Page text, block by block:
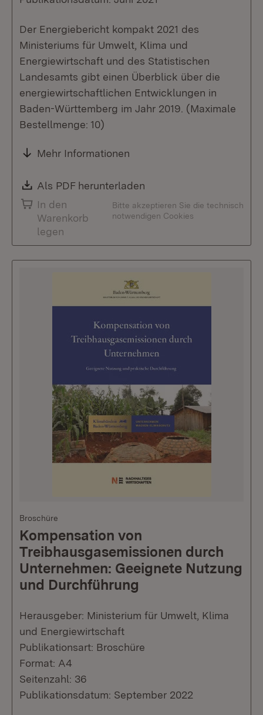
Der Energiebericht kompakt 2021 des
Ministeriums für Umwelt, Klima und
Energiewirtschaft und des Statistischen
Landesamts gibt einen Überblick über die
energiewirtschaftlichen Entwicklungen in
Baden-Württemberg im Jahr 2019. (Maximale
Bestellmenge: 10)
Mehr Informationen
Download:
Als PDF herunterladen
In den
Warenkorb
legen
Bitte akzeptieren Sie die technisch
notwendigen Cookies
Broschüre
Kompensation von
Treibhausgasemissionen durch
Unternehmen: Geeignete Nutzung
und Durchführung
Herausgeber: Ministerium für Umwelt, Klima
und Energiewirtschaft
Publikationsart: Broschüre
Format: A4
Seitenzahl: 36
Publikationsdatum: September 2022